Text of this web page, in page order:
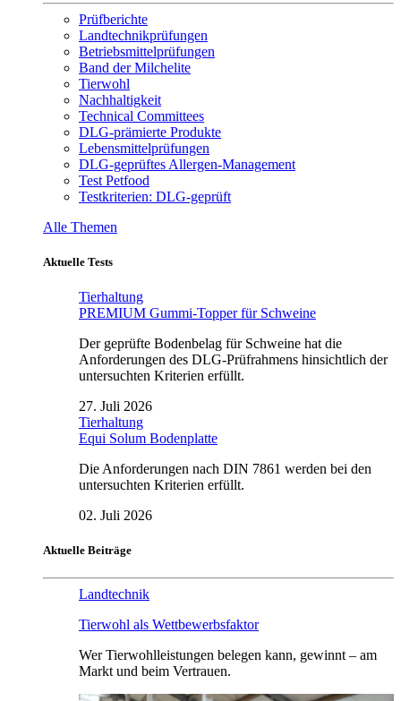
Prüfberichte
Landtechnikprüfungen
Betriebsmittelprüfungen
Band der Milchelite
Tierwohl
Nachhaltigkeit
Technical Committees
DLG-prämierte Produkte
Lebensmittelprüfungen
DLG-geprüftes Allergen-Management
Test Petfood
Testkriterien: DLG-geprüft
Alle Themen
Aktuelle Tests
Tierhaltung
PREMIUM Gummi-Topper für Schweine
Der geprüfte Bodenbelag für Schweine hat die
Anforderungen des DLG-Prüfrahmens hinsichtlich der
untersuchten Kriterien erfüllt.
27. Juli 2026
Tierhaltung
Equi Solum Bodenplatte
Die Anforderungen nach DIN 7861 werden bei den
untersuchten Kriterien erfüllt.
02. Juli 2026
Aktuelle Beiträge
Landtechnik
Tierwohl als Wettbewerbsfaktor
Wer Tierwohlleistungen belegen kann, gewinnt – am
Markt und beim Vertrauen.